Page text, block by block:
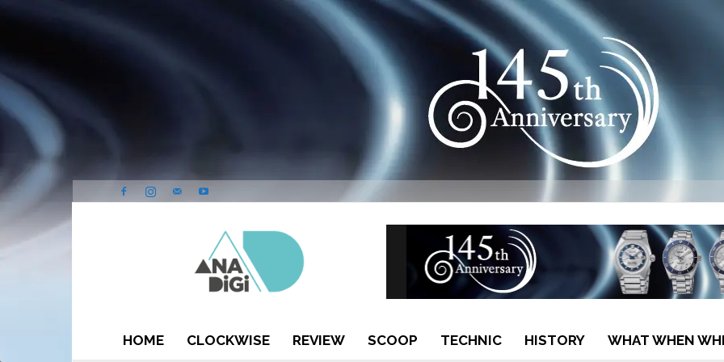
HOME CLOCKWISE REVIEW SCOOP TECHNIC HISTORY WHAT WHEN